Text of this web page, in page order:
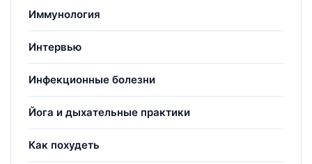
Иммунология
Интервью
Инфекционные болезни
Йога и дыхательные практики
Как похудеть